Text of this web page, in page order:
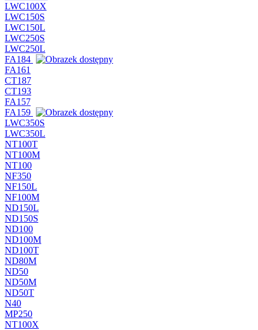
LWC100X
LWC150S
LWC150L
LWC250S
LWC250L
FA184
FA161
CT187
CT193
FA157
FA159
LWC350S
LWC350L
NT100T
NT100M
NT100
NF350
NF150L
NF100M
ND150L
ND150S
ND100
ND100M
ND100T
ND80M
ND50
ND50M
ND50T
N40
MP250
NT100X